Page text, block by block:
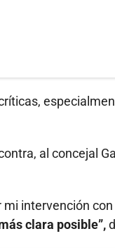
al concejal
mi intervención
clara posible”,